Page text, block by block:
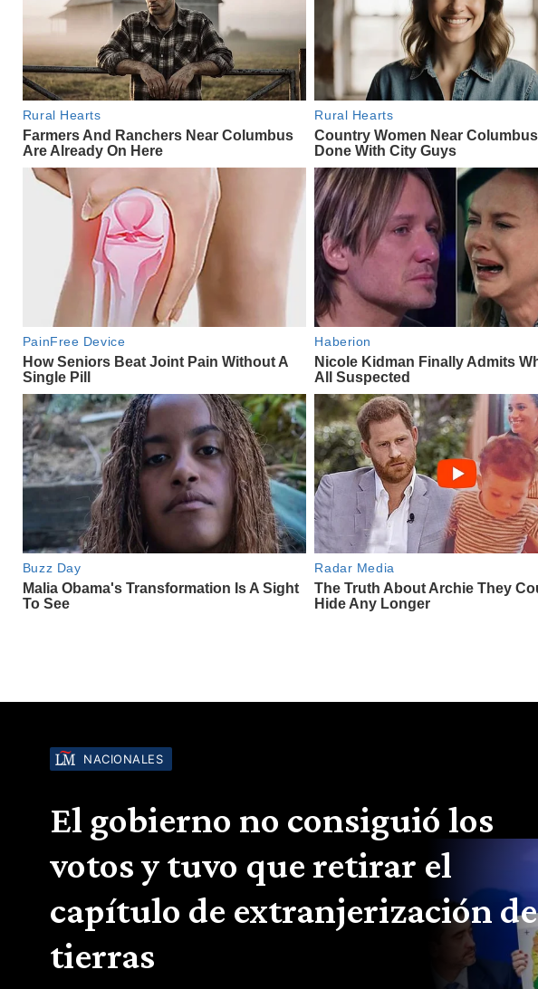
NACIONALES
El gobierno no consiguió los
votos y tuvo que retirar el
capítulo de extranjerización de
tierras